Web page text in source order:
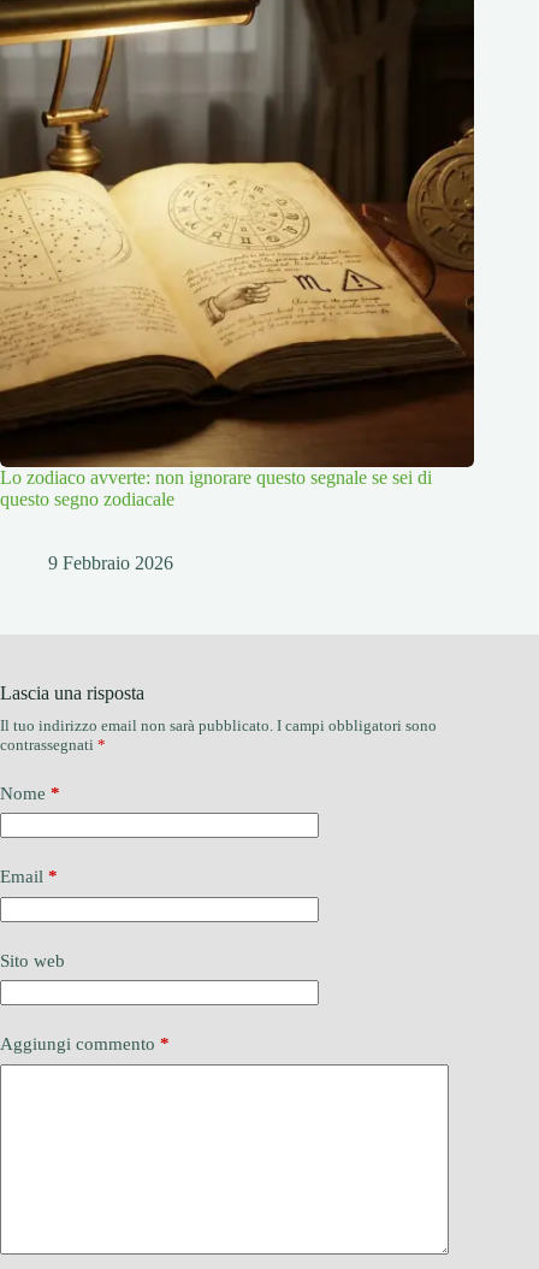
Lo zodiaco avverte: non ignorare questo segnale se sei di
questo segno zodiacale
9 Febbraio 2026
Lascia una risposta
Il tuo indirizzo email non sarà pubblicato. I campi obbligatori sono
contrassegnati *
Nome *
Email *
Sito web
Aggiungi commento *